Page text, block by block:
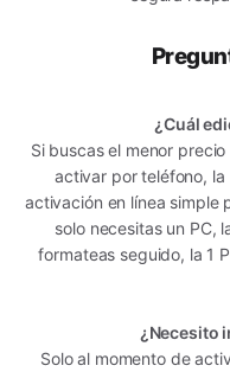
¿Cuál
Si buscas el menor
activar por teléfono, la
activación en línea simple
solo necesitas un PC,
formateas seguido, la 1
¿Necesito
Solo al momento de